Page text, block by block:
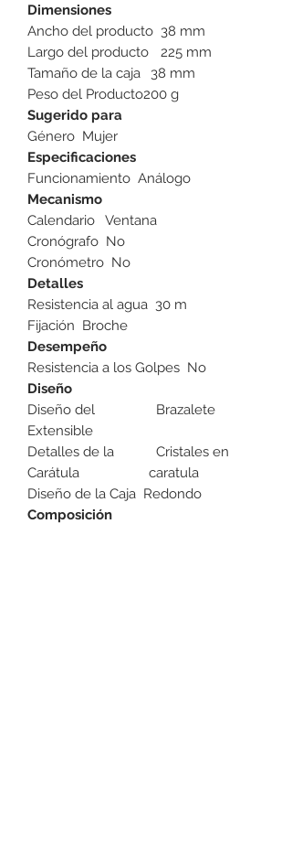
Dimensiones
Ancho del producto 38 mm
Largo del producto
225 mm
Tamaño de la caja
38 mm
Peso del Producto200 g
Sugerido para
Género Mujer
Especificaciones
Funcionamiento Análogo
Mecanismo
Calendario
Ventana
Cronógrafo No
Cronómetro No
Detalles
Resistencia al agua 30 m
Fijación Broche
Desempeño
Resistencia a los Golpes No
Diseño
Diseño del
Extensible
Brazalete
Detalles de la
Carátula
Cristales en
caratula
Diseño de la Caja Redondo
Composición